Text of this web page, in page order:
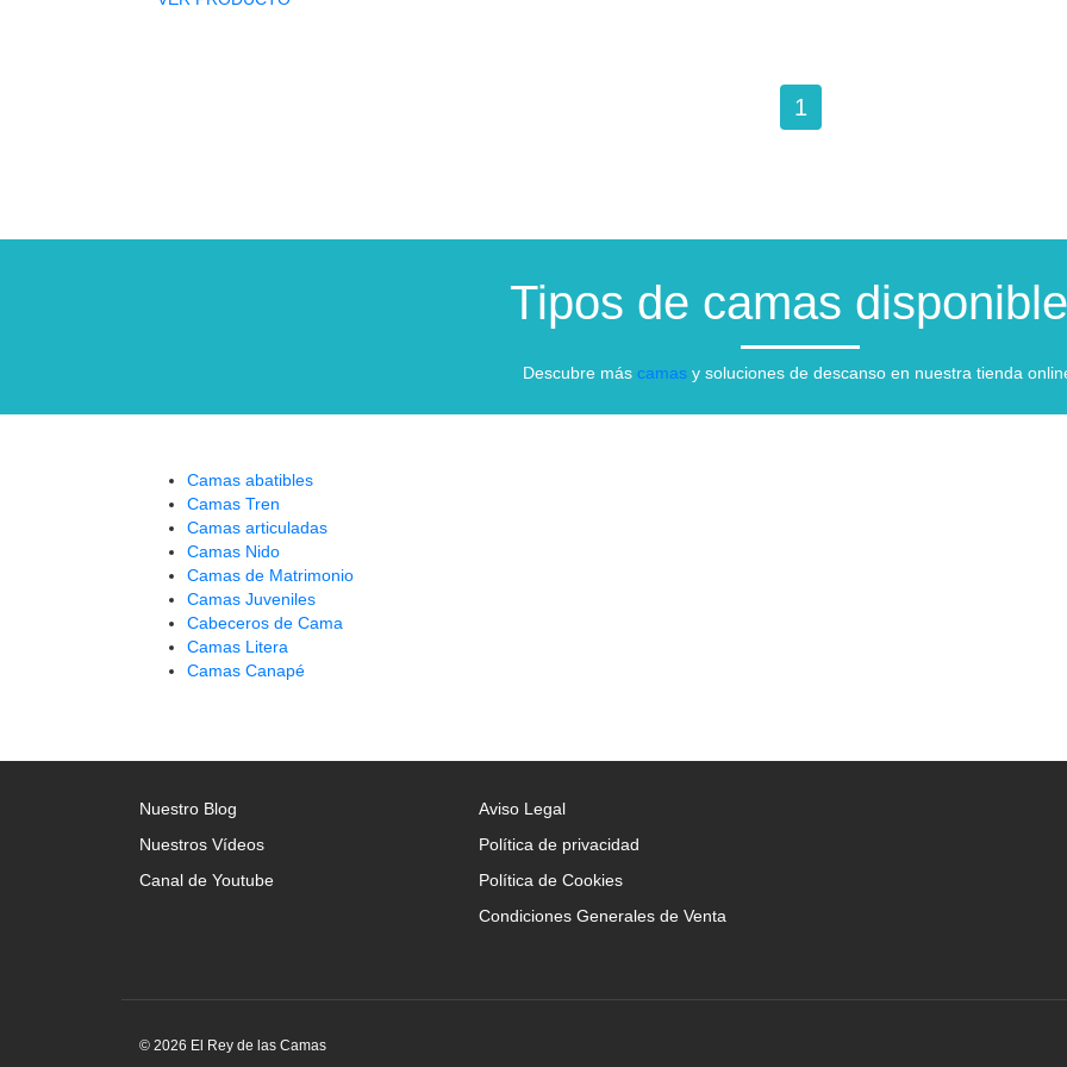
1
Tipos de camas
Descubre más camas y soluciones de descanso en nuestra tienda
Camas abatibles
Camas Tren
Camas articuladas
Camas Nido
Camas de Matrimonio
Camas Juveniles
Cabeceros de Cama
Camas Litera
Camas Canapé
Nuestro Blog
Nuestros Vídeos
Canal de Youtube
Aviso Legal
Política de privacidad
Política de Cookies
Condiciones Generales de Venta
© 2026 El Rey de las Camas